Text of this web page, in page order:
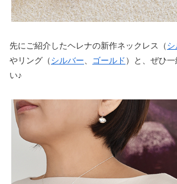
先にご紹介したヘレナの新作ネックレス（
やリング（シルバー ゴールド ）と、ぜひ
い♪